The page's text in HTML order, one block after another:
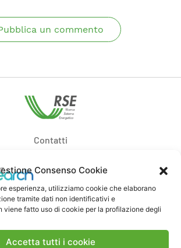
Consenso Cookie
esperienza, utilizziamo cookie che elaborano
tramite dati non identificativi e
viene fatto uso di cookie per la profilazione degli
Accetta tutti i cookie
un commento
Contatti
Note Legali
Dove siamo